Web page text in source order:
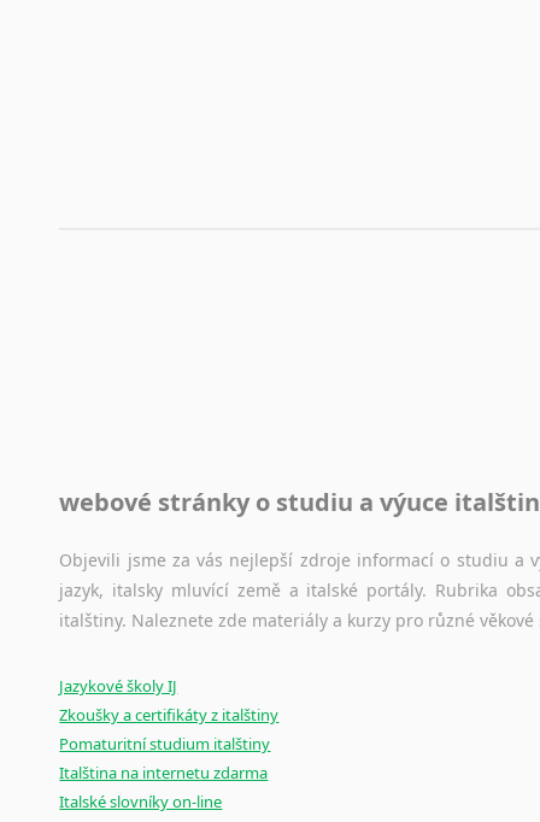
Jazykový korpus je elektronický soubor autentických
původního zdroje textu.
Ostatní pomůcky pro překladatele
poradny a pravidla
webové stránky o studiu a výuce
Objevili jsme za vás nejlepší zdroje informací o studiu a
jazyk, italsky mluvící země a italské portály. Rubrika
italštiny. Naleznete zde materiály a kurzy pro různé věkové
Jazykové školy IJ
Zkoušky a certifikáty z italštiny
Pomaturitní studium italštiny
Italština na internetu zdarma
Italské slovníky on-line